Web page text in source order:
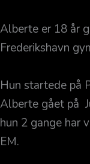
Alberte er 18 år
Frederikshavn
Hun startede på
Alberte gået på
hun 2 gange
EM.